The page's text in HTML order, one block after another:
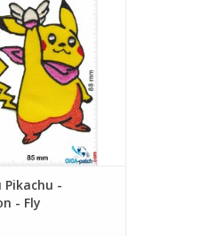
AAN WINKELWAGEN
Pikachu -
- Fly